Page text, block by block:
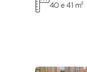
40 e 41 m²